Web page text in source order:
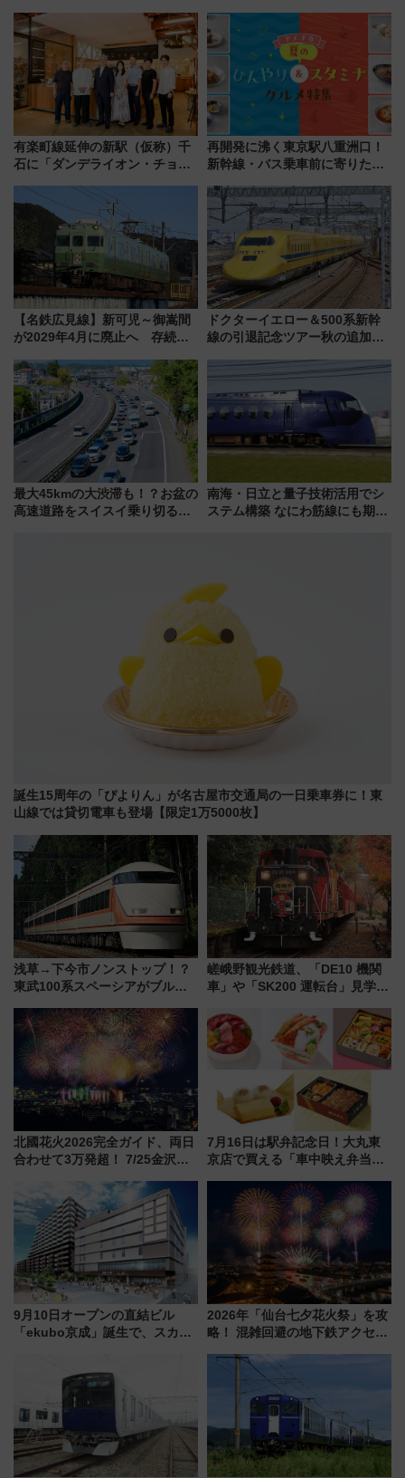
年祭にそうにゃん＆DB.スター
マンが登場
ディング＆カジュアルパーティ
ープラン
有楽町線延伸の新駅（仮称）千
石に「ダンデライオン・チョコ
1億円出資で挑む新時代のまちづ
くりとは？
再開発に沸く東京駅八重洲口！
新幹線・バス乗車前に寄りたい
やり＆スタミナグルメ」6選【新
店舗も！】
【名鉄広見線】新可児～御嵩間
が2029年4月に廃止へ 存続協
ドクターイエロー＆500系新幹
線の引退記念ツアー秋の追加企
ホテル情報まとめ
最大45kmの大渋滞も！？お盆の
高速道路をスイスイ乗り切る快
南海・日立と量子技術活用でシ
ステム構築 なにわ筋線にも期待
誕生15周年の「ぴよりん」が名古屋市交通局の一日乗車券に！東
山線では貸切電車も登場【限定1万5000枚】
浅草→下今市ノンストップ！？
東武100系スペーシアがブルー
ー当時の停車駅」を再現 運転
時刻や特急券の買い方を紹介
嵯峨野観光鉄道、「DE10 機関
車」や「SK200 運転台」見学ツ
トの一環で激レア体験できちゃ
うかも 参加方法やスケジュール
をご紹介
北國花火2026完全ガイド、両日
合わせて3万発超！ 7/25金沢大
会の日程・アクセス・観覧席ま
とめ（石川県）
7月16日は駅弁記念日！大丸東
京店で買える「車中映え弁当」
9月10日オープンの直結ビル
「ekubo京成」誕生で、スカイ
ント情報も公開！
2026年「仙台七夕花火祭」を攻
略！ 混雑回避の地下鉄アクセス
火前に楽しむ仙台観光ルートま
で解説！